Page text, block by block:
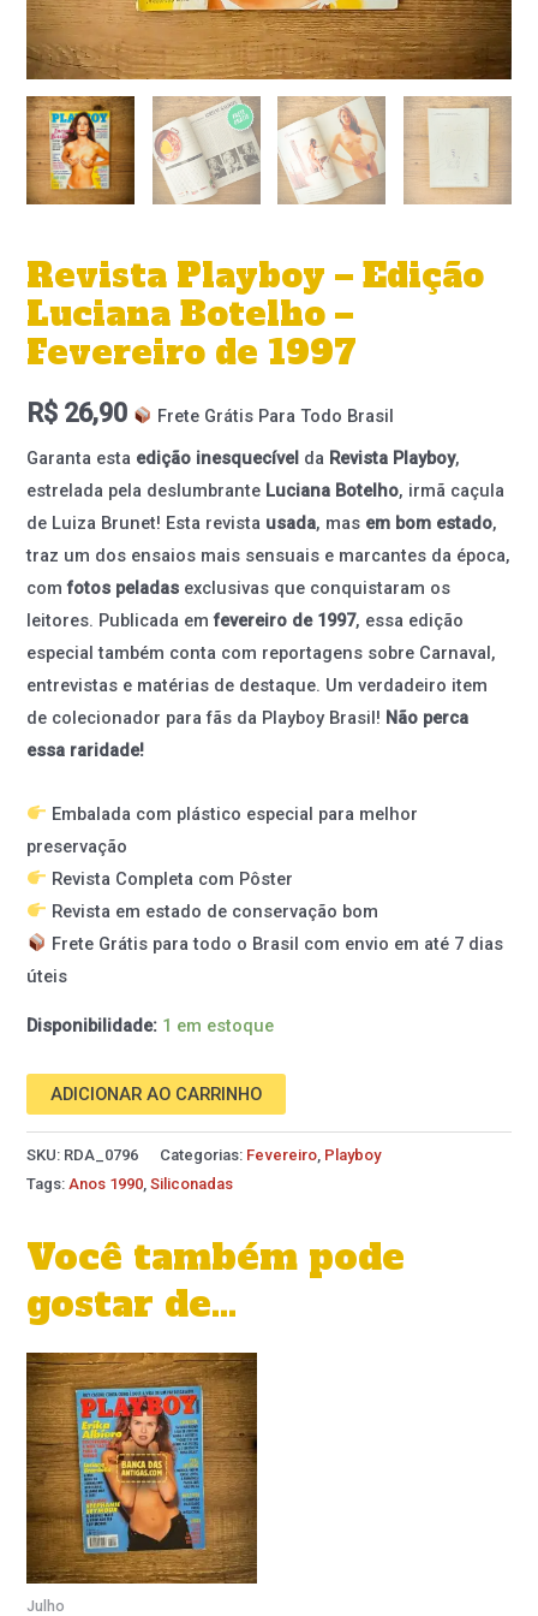
Revista Playboy – Edição
Luciana Botelho –
Fevereiro de 1997
R$ 26,90
Frete Grátis Para Todo Brasil
Garanta esta edição inesquecível da Revista Playboy,
estrelada pela deslumbrante Luciana Botelho, irmã caçula
de Luiza Brunet! Esta revista usada, mas em bom estado,
traz um dos ensaios mais sensuais e marcantes da época,
comfotos peladas exclusivas que conquistaram os
leitores. Publicada emfevereiro de 1997, essa edição
especial também conta com reportagens sobre Carnaval,
entrevistas e matérias de destaque. Um verdadeiro item
de colecionador para fãs da Playboy Brasil! Não perca
essa raridade!
Embalada com plástico especial para melhor
preservação
Revista Completa com Pôster
Revista em estado de conservação bom
Frete Grátis para todo o Brasil com envio em até 7 dias
úteis
Disponibilidade: 1 em estoque
ADICIONAR AO CARRINHO
SKU: RDA_0796 Categorias: Fevereiro Playboy
Tags: Anos 1990 ,Siliconadas
Você também pode
gostar de…
Julho